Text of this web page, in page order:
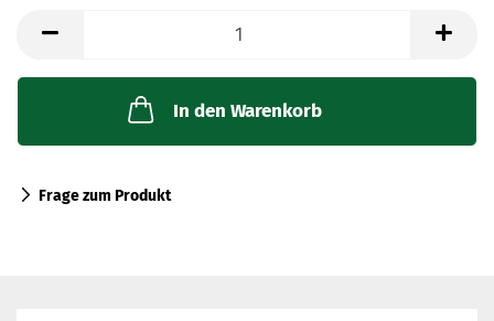
In den Warenkorb
Frage zum Produkt